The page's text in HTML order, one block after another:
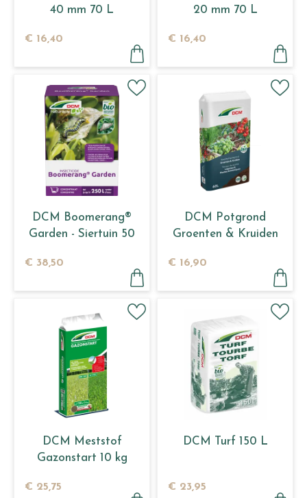
40 mm 70 L
€ 16,40
20 mm 70 L
€ 16,40
DCM Boomerang®
Garden - Siertuin 50
€ 38,50
DCM Potgrond
Groenten & Kruiden
€ 16,90
DCM Meststof
Gazonstart 10 kg
€ 25,75
DCM Turf 150 L
€ 23,95